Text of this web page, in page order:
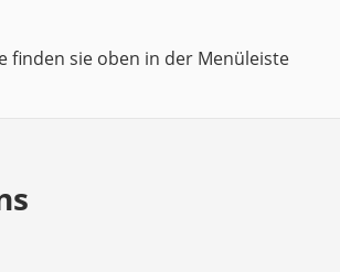
finden sie oben in der Menüleiste